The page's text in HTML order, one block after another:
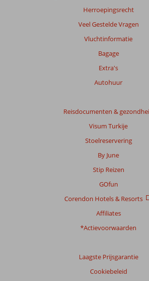
Herroepingsrecht
Veel Gestelde Vragen
Vluchtinformatie
Bagage
Extra's
Autohuur
Reisdocumenten &
Visum Turkije
Stoelreservering
By June
Stip Reizen
GOfun
Corendon Hotels & Resorts
Affiliates
*Actievoorwaarden
Laagste Prijsgarantie
Cookiebeleid